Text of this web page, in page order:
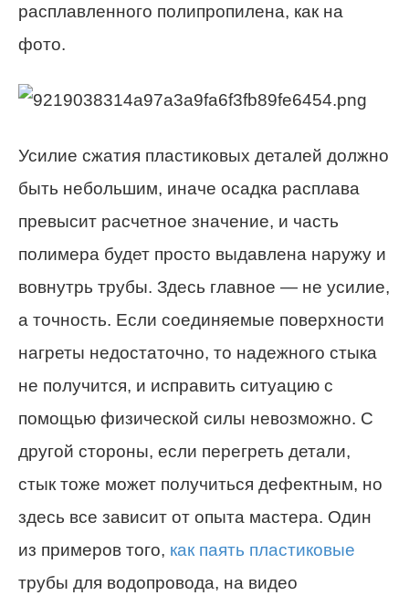
расплавленного полипропилена, как на
фото.
Усилие сжатия пластиковых деталей должно
быть небольшим, иначе осадка расплава
превысит расчетное значение, и часть
полимера будет просто выдавлена наружу и
вовнутрь трубы. Здесь главное — не усилие,
а точность. Если соединяемые поверхности
нагреты недостаточно, то надежного стыка
не получится, и исправить ситуацию с
помощью физической силы невозможно. С
другой стороны, если перегреть детали,
стык тоже может получиться дефектным, но
здесь все зависит от опыта мастера. Один
из примеров того, как паять пластиковые
трубы для водопровода, на видео